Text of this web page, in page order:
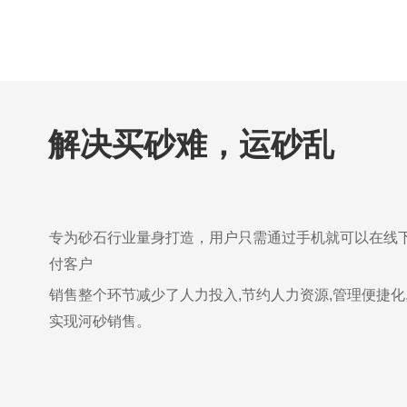
解决买砂难，运砂乱
专为砂石行业量身打造，用户只需通过手机就可以在线
付客户
销售整个环节减少了人力投入,节约人力资源,管理便捷
实现河砂销售。